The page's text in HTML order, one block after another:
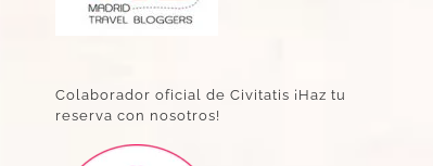
Colaborador oficial de Civitatis ¡Haz tu
reserva con nosotros!